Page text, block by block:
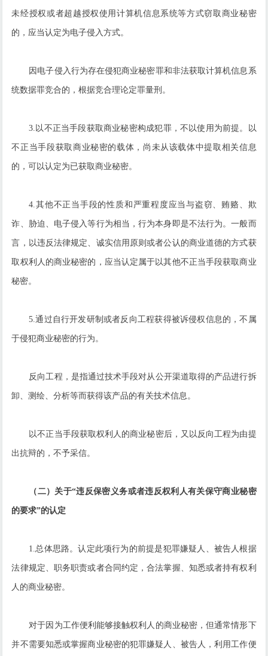
未经授权或者超越授权使用计算机信息系统等方式窃取商业秘密
的，应当认定为电子侵入方式。
因电子侵入行为存在侵犯商业秘密罪和非法获取计算机信息系
统数据罪竞合的，根据竞合理论定罪量刑。
3.以不正当手段获取商业秘密构成犯罪，不以使用为前提。以
不正当手段获取商业秘密的载体，尚未从该载体中提取相关信息
的，可以认定为已获取商业秘密。
4.其他不正当手段的性质和严重程度应当与盗窃、贿赂、欺
诈、胁迫、电子侵入等行为相当，行为本身即是不法行为。一般而
言，以违反法律规定、诚实信用原则或者公认的商业道德的方式获
取权利人的商业秘密的，应当认定属于以其他不正当手段获取商业
秘密。
5.通过自行开发研制或者反向工程获得被诉侵权信息的，不属
于侵犯商业秘密的行为。
反向工程，是指通过技术手段对从公开渠道取得的产品进行拆
卸、测绘、分析等而获得该产品的有关技术信息。
以不正当手段获取权利人的商业秘密后，又以反向工程为由提
出抗辩的，不予采信。
（二）关于“违反保密义务或者违反权利人有关保守商业秘密
的要求”的认定
1.总体思路。认定此项行为的前提是犯罪嫌疑人、被告人根据
法律规定、职务职责或者合同约定，合法掌握、知悉或者持有权利
人的商业秘密。
对于因为工作便利能够接触权利人的商业秘密，但通常情形下
并不需要知悉或掌握商业秘密的犯罪嫌疑人、被告人，利用工作便